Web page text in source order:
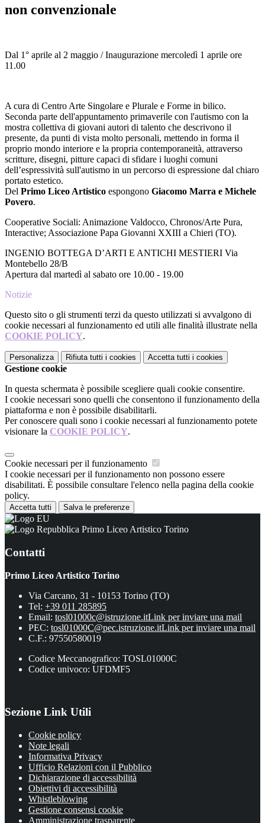
non convenzionale
Dal 1° aprile al 2 maggio / Inaugurazione mercoledì 1 aprile ore
11.00
A cura di Centro Arte Singolare e Plurale e Forme in bilico.
Seconda parte dell'appuntamento primaverile con l'autismo con la
mostra collettiva di giovani autori di talento che descrivono il
presente, da punti di vista molto personali, mettendo in forma il
proprio mondo interiore e la propria contemporaneità, attraverso
scritture, disegni, pitture capaci di sfidare i luoghi comuni
dell’espressività sull'autismo in un percorso di espressione dal chiaro
portato estetico.
Del Primo Liceo Artistico espongono Giacomo Marra e Michele
Povero.
Cooperative Sociali: Animazione Valdocco, Chronos/Arte Pura,
Interactive; Associazione Papa Giovanni XXIII a Chieri (TO).
INGENIO BOTTEGA D’ARTI E ANTICHI MESTIERI Via
Montebello 28/B
Apertura dal martedì al sabato ore 10.00 - 19.00
Notizie
Questo sito o gli strumenti terzi da questo utilizzati si avvalgono di
cookie necessari al funzionamento ed utili alle finalità illustrate nella
COOKIE POLICY.
Personalizza Rifiuta tutti i cookies Accetta tutti i cookies
Gestione cookie
In questa schermata è possibile scegliere quali cookie consentire.
I cookie necessari sono quelli che consentono il funzionamento della
piattaforma e non è possibile disabilitarli.
Per conoscere quali sono i cookie necessari al funzionamento potete
visionare la COOKIE POLICY.
Cookie necessari per il funzionamento
I cookie necessari per il funzionamento non possono essere
disabilitati. È possibile consultare l'elenco nella pagina della cookie
policy.
Accetta tutti Salva le preferenze
Primo Liceo Artistico Torino
Contatti
Primo Liceo Artistico Torino
Via Carcano, 31 - 10153 Torino (TO)
Tel: +39 011 285895
Email: tosl01000c@istruzione.itLink per inviare una mail
PEC: tosl01000C@pec.istruzione.itLink per inviare una mail
C.F.: 97550580019
Codice Meccanografico: TOSL01000C
Codice univoco: UFDMF5
Sezione Link Utili
Cookie policy
Note legali
Informativa Privacy
Ufficio Relazioni con il Pubblico
Dichiarazione di accessibilità
Obiettivi di accessibilità
Whistleblowing
Gestione consensi cookie
Amministrazione trasparente